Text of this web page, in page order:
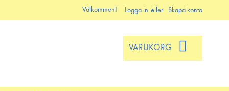
Välkommen! Logga in Skapa konto
VARUKORG